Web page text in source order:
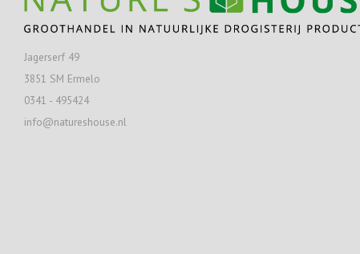
Jagerserf 49
3851 SM Ermelo
0341 - 495424
info@natureshouse.nl